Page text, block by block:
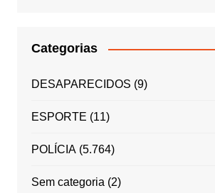
Categorias
DESAPARECIDOS (9)
ESPORTE (11)
POLÍCIA(5.764)
Sem categoria (2)